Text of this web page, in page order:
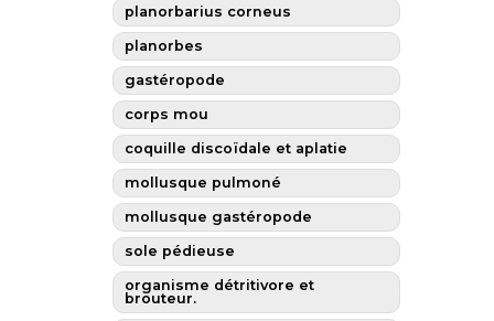
planorbarius corneus
planorbes
gastéropode
corps mou
coquille discoïdale et aplatie
mollusque pulmoné
mollusque gastéropode
sole pédieuse
organisme détritivore et
brouteur.